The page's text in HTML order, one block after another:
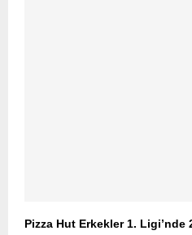
Pizza Hut Erkekler 1. Ligi’nde